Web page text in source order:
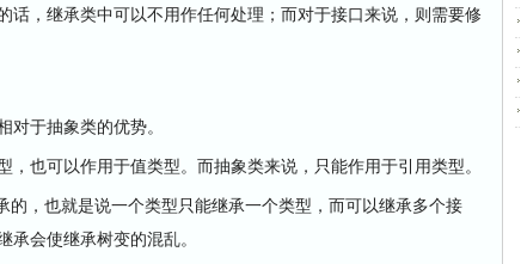
，继承类中可以不用作任何处理；而对于接口来说，则需要修
于抽象类的优势。
也可以作用于值类型。而抽象类来说，只能作用于引用类型。
，也就是说一个类型只能继承一个类型，而可以继承多个接
会使继承树变的混乱。